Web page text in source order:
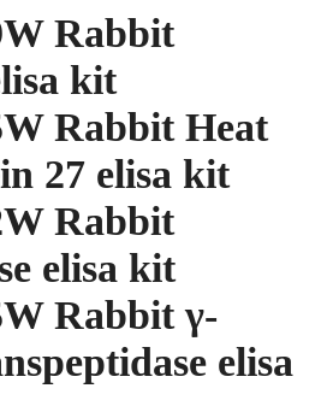
Rabbit
kit
Rabbit Heat
27 elisa kit
Rabbit
elisa kit
Rabbit γ-
elisa